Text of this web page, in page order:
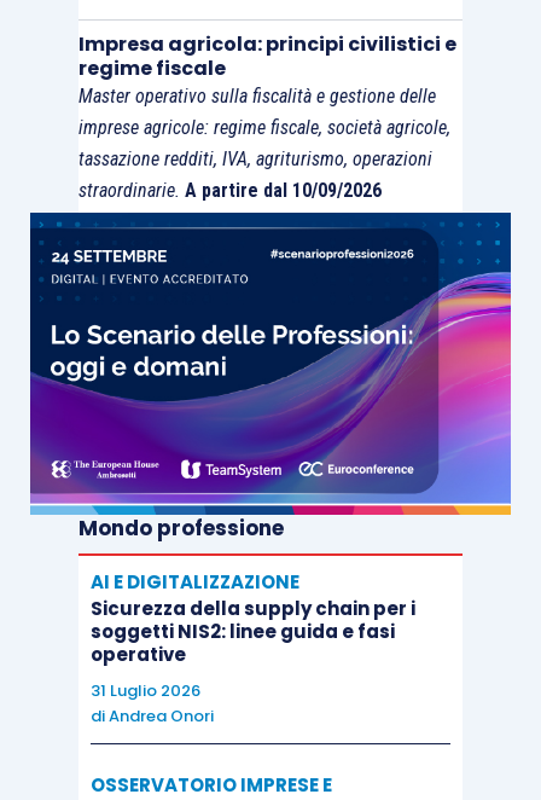
Impresa agricola: principi civilistici e
regime fiscale
Master operativo sulla fiscalità e gestione delle
imprese agricole: regime fiscale, società agricole,
tassazione redditi, IVA, agriturismo, operazioni
straordinarie. A partire dal 10/09/2026
Mondo professione
AI E DIGITALIZZAZIONE
Sicurezza della supply chain per i
soggetti NIS2: linee guida e fasi
operative
31 Luglio 2026
diAndrea Onori
OSSERVATORIO IMPRESE E